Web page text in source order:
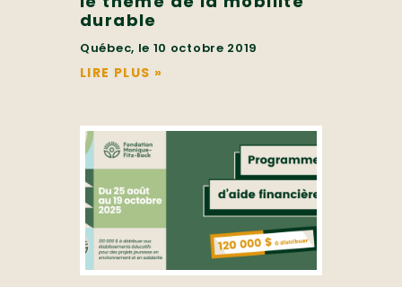
durable
Québec, le 10 octobre 2019
LIRE PLUS »